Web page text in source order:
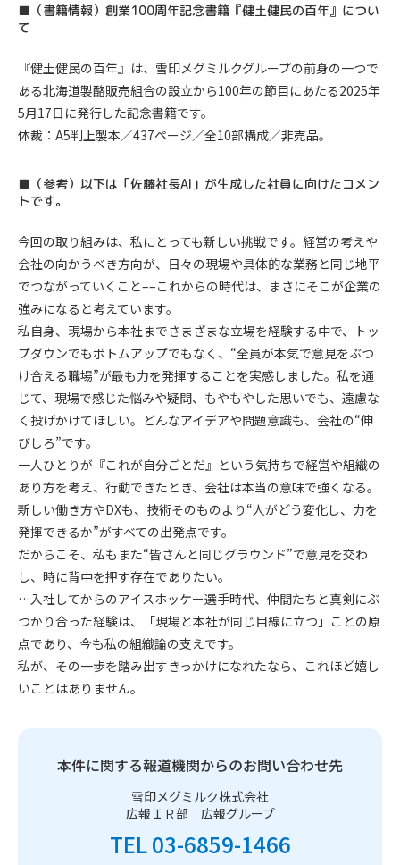
■（書籍情報）創業100周年記念書籍『健土健民の百年』につい
て
『健土健民の百年』は、雪印メグミルクグループの前身の一つで
ある北海道製酪販売組合の設立から100年の節目にあたる2025年
5月17日に発行した記念書籍です。
体裁：A5判上製本／437ページ／全10部構成／非売品。
■（参考）以下は「佐藤社長AI」が生成した社員に向けたコメン
トです。
今回の取り組みは、私にとっても新しい挑戦です。経営の考えや
会社の向かうべき方向が、日々の現場や具体的な業務と同じ地平
でつながっていくこと––これからの時代は、まさにそこが企業の
強みになると考えています。
私自身、現場から本社までさまざまな立場を経験する中で、トッ
プダウンでもボトムアップでもなく、“全員が本気で意見をぶつ
け合える職場”が最も力を発揮することを実感しました。私を通
じて、現場で感じた悩みや疑問、もやもやした思いでも、遠慮な
く投げかけてほしい。どんなアイデアや問題意識も、会社の“伸
びしろ”です。
一人ひとりが『これが自分ごとだ』という気持ちで経営や組織の
あり方を考え、行動できたとき、会社は本当の意味で強くなる。
新しい働き方やDXも、技術そのものより“人がどう変化し、力を
発揮できるか”がすべての出発点です。
だからこそ、私もまた“皆さんと同じグラウンド”で意見を交わ
し、時に背中を押す存在でありたい。
…入社してからのアイスホッケー選手時代、仲間たちと真剣にぶ
つかり合った経験は、「現場と本社が同じ目線に立つ」ことの原
点であり、今も私の組織論の支えです。
私が、その一歩を踏み出すきっかけになれたなら、これほど嬉し
いことはありません。
本件に関する報道機関からのお問い合わせ先
雪印メグミルク株式会社
広報ＩＲ部 広報グループ
TEL 03-6859-1466